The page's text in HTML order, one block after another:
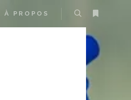
À PROPOS
shark@sharknettoyage.fr
mardi 06:00–20:00